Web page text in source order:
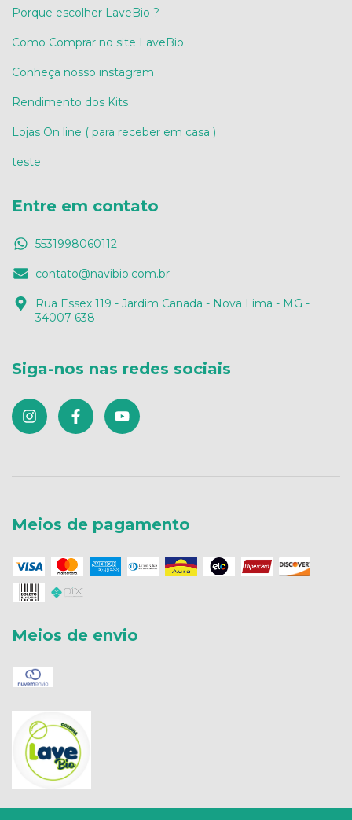
Porque escolher LaveBio ?
Como Comprar no site LaveBio
Conheça nosso instagram
Rendimento dos Kits
Lojas On line ( para receber em casa )
teste
Entre em contato
5531998060112
contato@navibio.com.br
Rua Essex 119 - Jardim Canada - Nova Lima - MG -
34007-638
Siga-nos nas redes sociais
Meios de pagamento
Meios de envio